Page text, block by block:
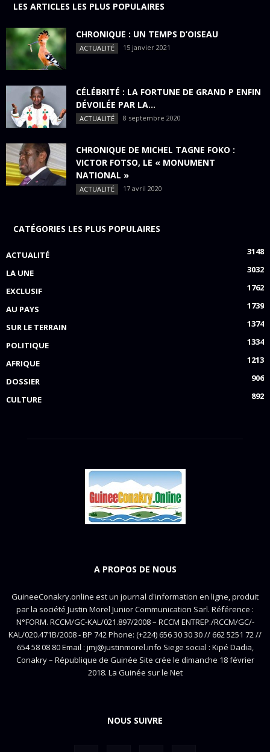
LES ARTICLES LES PLUS POPULAIRES
CHRONIQUE : UN TEMPS D’OISEAU
ACTUALITÉ 15 janvier 2021
CÉLÉBRITÉ : LA FORTUNE DE GRAND P ENFIN
DÉVOILÉE PAR LA...
ACTUALITÉ 8 septembre 2020
CHRONIQUE DE MICHEL TAGNE FOKO :
VICTOR FOTSO, LE « MONUMENT
NATIONAL »
ACTUALITÉ 17 avril 2020
CATÉGORIES LES PLUS POPULAIRES
ACTUALITÉ
3148
LA UNE
3032
EXCLUSIF
1762
AU PAYS
1739
SUR LE TERRAIN
1374
POLITIQUE
1334
AFRIQUE
1213
DOSSIER
906
CULTURE
892
A PROPOS DE NOUS
GuineeConakry.online est un journal d'information en ligne, produit
par la société Justin Morel Junior Communication Sarl. Référence :
N°FORM. RCCM/GC-KAL/021.897/2008 – RCCM ENTREP./RCCM/GC/-
KAL/020.471B/2008 - BP 742 Phone: (+224) 656 30 30 30 // 662 5251 72 //
654 58 08 80 Email : jmj@justinmorel.info Siege social : Kipé Dadia,
Conakry – République de Guinée Site crée le dimanche 18 février
2018. La Guinée sur le Net
NOUS SUIVRE